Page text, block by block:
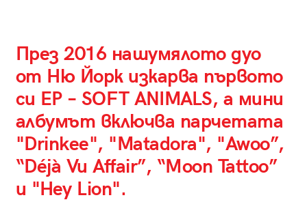
През 2016 нашумялото дуо
от Ню Йорк изкарва първото
си EP – SOFT ANIMALS, а мини
албумът включва парчетата
"Drinkee", "Matadora", "Awoo”,
“Déjà Vu Affair”, “Moon Tattoo”
и "Hey Lion".